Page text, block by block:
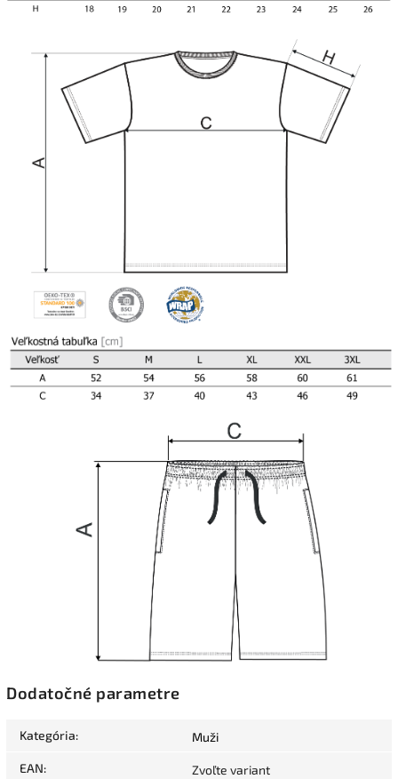
Dodatočné parametre
Kategória: Muži
EAN: Zvoľte variant